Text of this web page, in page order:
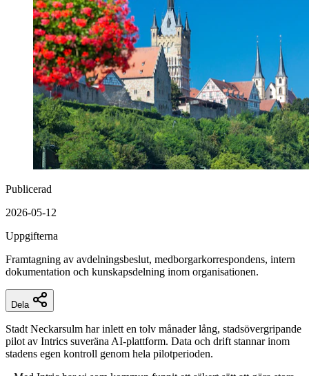
Publicerad
2026-05-12
Uppgifterna
Framtagning av avdelningsbeslut, medborgarkorrespondens, intern
dokumentation och kunskapsdelning inom organisationen.
Dela
Stadt Neckarsulm har inlett en tolv månader lång, stadsövergripande
pilot av Intrics suveräna AI-plattform. Data och drift stannar inom
stadens egen kontroll genom hela pilotperioden.